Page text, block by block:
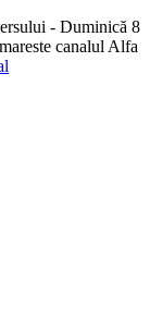
- Duminică 8
canalul Alfa